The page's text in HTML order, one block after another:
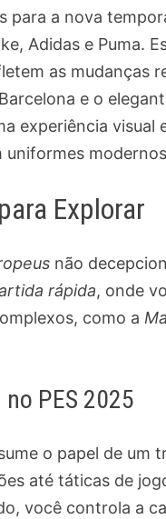
para a nova
Adidas e Puma.
as mudanças
e o
experiência
Explorar
não
rápida, onde
como a
PES 2025
o papel de um
até táticas de
você controla a